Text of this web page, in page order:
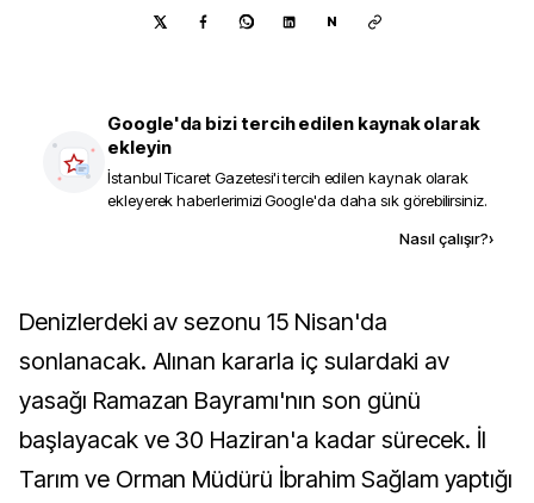
N
Google'da bizi tercih edilen kaynak olarak
ekleyin
İstanbul Ticaret Gazetesi'i tercih edilen kaynak olarak
ekleyerek haberlerimizi Google'da daha sık görebilirsiniz.
Nasıl çalışır?›
Denizlerdeki av sezonu 15 Nisan'da
sonlanacak. Alınan kararla iç sulardaki av
yasağı Ramazan Bayramı'nın son günü
başlayacak ve 30 Haziran'a kadar sürecek. İl
Tarım ve Orman Müdürü İbrahim Sağlam yaptığı